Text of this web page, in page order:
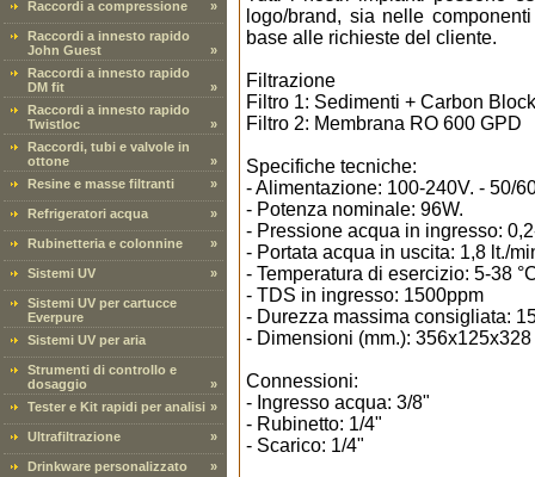
Raccordi a compressione
»
Raccordi a innesto rapido
John Guest
»
Raccordi a innesto rapido
DM fit
»
Raccordi a innesto rapido
Twistloc
»
Raccordi, tubi e valvole in
ottone
»
Resine e masse filtranti
»
Refrigeratori acqua »
Rubinetteria e colonnine »
Sistemi UV »
Sistemi UV per cartucce
Everpure
Sistemi UV per aria
Strumenti di controllo e
dosaggio
»
Tester e Kit rapidi per analisi »
Ultrafiltrazione »
Drinkware personalizzato »
logo/brand, sia nelle
base alle richieste del cliente.
Filtrazione
Filtro 1: Sedimenti + Carbon
Filtro 2: Membrana RO 600 GPD
Specifiche tecniche:
- Alimentazione: 100-240V. - 50/
- Potenza nominale: 96W.
- Pressione acqua in ingresso:
- Portata acqua in uscita: 1,8 lt./
- Temperatura di esercizio: 5-38
- TDS in ingresso: 1500ppm
- Durezza massima consigliata:
- Dimensioni (mm.): 356x125x328
Connessioni:
- Ingresso acqua: 3/8"
- Rubinetto: 1/4"
- Scarico: 1/4"